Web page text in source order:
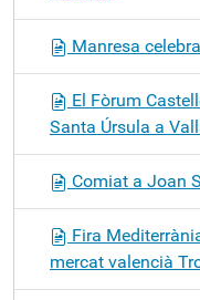
Manresa
El Fòrum
Santa Úrsula a
Comiat a Joan
Fira
mercat valencià